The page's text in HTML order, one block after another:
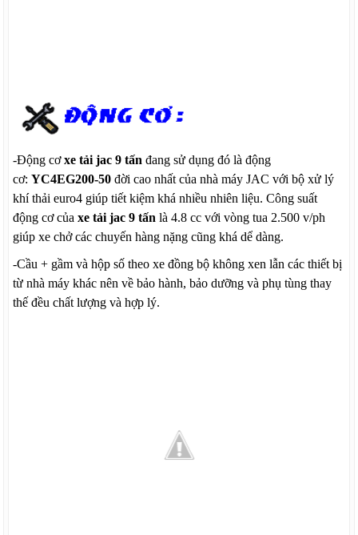
-Động cơxe tải jac 9 tấn đang sử dụng đó là động
cơ:YC4EG200-50 đời cao nhất của nhà máy JAC với bộ xử lý
khí thải euro4 giúp tiết kiệm khá nhiều nhiên liệu. Công suất
động cơ củaxe tải jac 9 tấn là 4.8 cc với vòng tua 2.500 v/ph
giúp xe chở các chuyến hàng nặng cũng khá dể dàng.
-Cầu + gầm và hộp số theo xe đồng bộ không xen lẫn các thiết bị
từ nhà máy khác nên về bảo hành, bảo dưỡng và phụ tùng thay
thế đều chất lượng và hợp lý.